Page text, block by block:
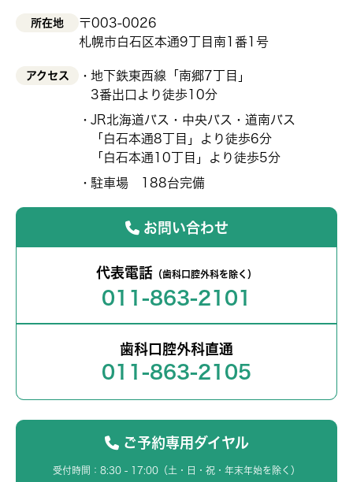
所在地
〒003-0026
札幌市白石区本通9丁目南1番1号
アクセス
地下鉄東西線「南郷7丁目」
3番出口より徒歩10分
JR北海道バス・中央バス・道南バス
「白石本通8丁目」より徒歩6分
「白石本通10丁目」より徒歩5分
駐車場 188台完備
お問い合わせ
代表電話 （歯科口腔外科を除く）
011-863-2101
歯科口腔外科直通
011-863-2105
ご予約専用ダイヤル
受付時間：8:30 - 17:00（土・日・祝・年末年始を除く）